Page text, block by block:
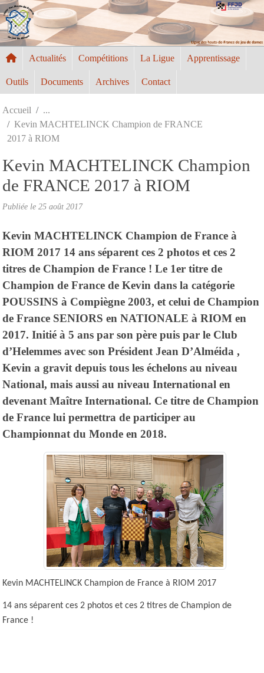
Actualités Compétitions La Ligue Apprentissage
Outils Documents Archives Contact
Accueil
Kevin MACHTELINCK Champion de FRANCE
2017 à RIOM
Kevin MACHTELINCK Champion
de FRANCE 2017 à RIOM
Publiée le 25 août 2017
Kevin MACHTELINCK Champion de France à
RIOM 2017 14 ans séparent ces 2 photos et ces 2
titres de Champion de France ! Le 1er titre de
Champion de France de Kevin dans la catégorie
POUSSINS à Compiègne 2003, et celui de Champion
de France SENIORS en NATIONALE à RIOM en
2017. Initié à 5 ans par son père puis par le Club
d’Helemmes avec son Président Jean D’Alméida ,
Kevin a gravit depuis tous les échelons au niveau
National, mais aussi au niveau International en
devenant Maître International. Ce titre de Champion
de France lui permettra de participer au
Championnat du Monde en 2018.
Kevin MACHTELINCK Champion de France à RIOM 2017
14 ans séparent ces 2 photos et ces 2 titres de Champion de
France !
Panneau de gestion des cookies